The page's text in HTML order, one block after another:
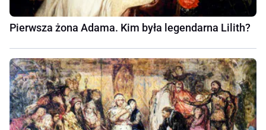
Pierwsza żona Adama. Kim była legendarna Lilith?